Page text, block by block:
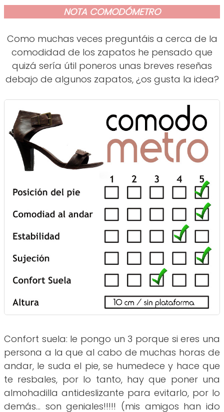
NOTA COMODÓMETRO
Como muchas veces preguntáis a cerca de la
comodidad de los zapatos he pensado que
quizá sería útil poneros unas breves reseñas
debajo de algunos zapatos, ¿os gusta la idea?
Confort suela: le pongo un 3 porque si eres una
persona a la que al cabo de muchas horas de
andar, le suda el pie, se humedece y hace que
te resbales, por lo tanto, hay que poner una
almohadilla antideslizante para evitarlo, por lo
demás... son geniales!!!!! (mis amigos han ido